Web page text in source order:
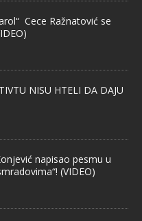
Cece Ražnatović se
NISU HTELI DA DAJU
napisao pesmu u
(VIDEO)